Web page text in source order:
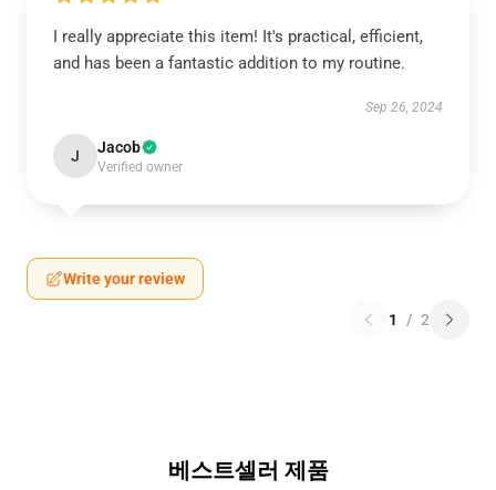
I really appreciate this item! It's practical, efficient,
and has been a fantastic addition to my routine.
Sep 26, 2024
J Jacob
Verified owner
Write your review
1 / 2
베스트셀러 제품